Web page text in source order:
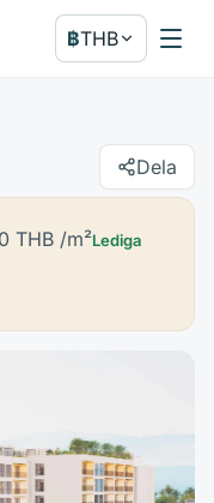
฿THB
Dela
THB /m²Lediga